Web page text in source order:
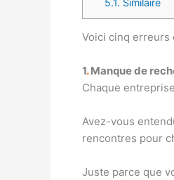
5.1. Similaire
Voici cinq
1.Manque de
Chaque
Avez-vous
rencontres pour
Juste parce que